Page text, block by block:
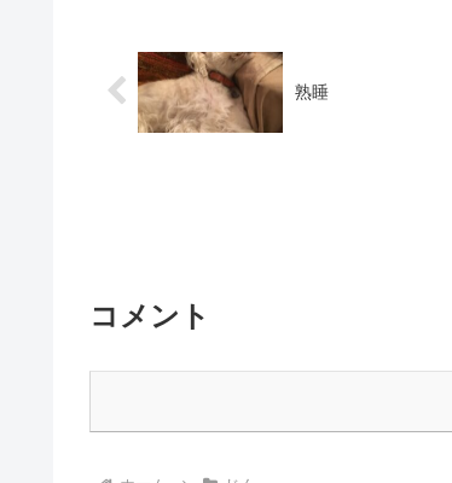
熟睡
コメント